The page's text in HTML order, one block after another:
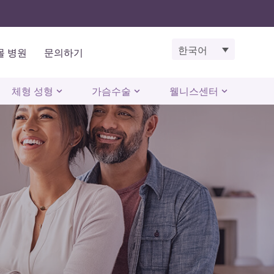
병원 문의하기 한국어
체형 성형 가슴수술 웰니스센터